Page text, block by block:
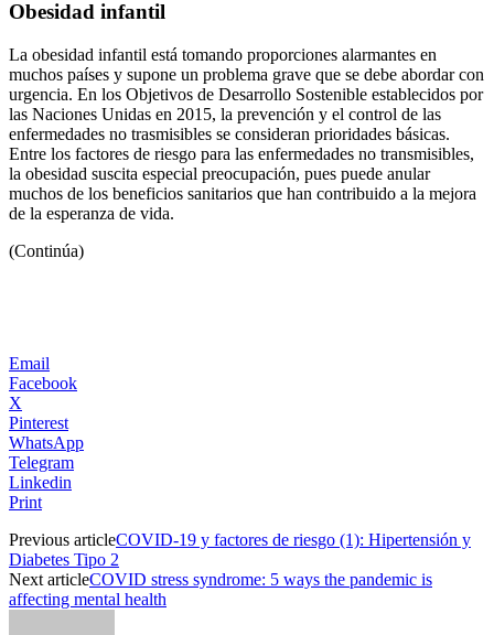
Obesidad infantil
La obesidad infantil está tomando proporciones alarmantes en
muchos países y supone un problema grave que se debe abordar con
urgencia. En los Objetivos de Desarrollo Sostenible establecidos por
las Naciones Unidas en 2015, la prevención y el control de las
enfermedades no trasmisibles se consideran prioridades básicas.
Entre los factores de riesgo para las enfermedades no transmisibles,
la obesidad suscita especial preocupación, pues puede anular
muchos de los beneficios sanitarios que han contribuido a la mejora
de la esperanza de vida.
(Continúa)
Email
Facebook
X
Pinterest
WhatsApp
Telegram
Linkedin
Print
Previous articleCOVID-19 y factores de riesgo (1): Hipertensión y
Diabetes Tipo 2
Next articleCOVID stress syndrome: 5 ways the pandemic is
affecting mental health